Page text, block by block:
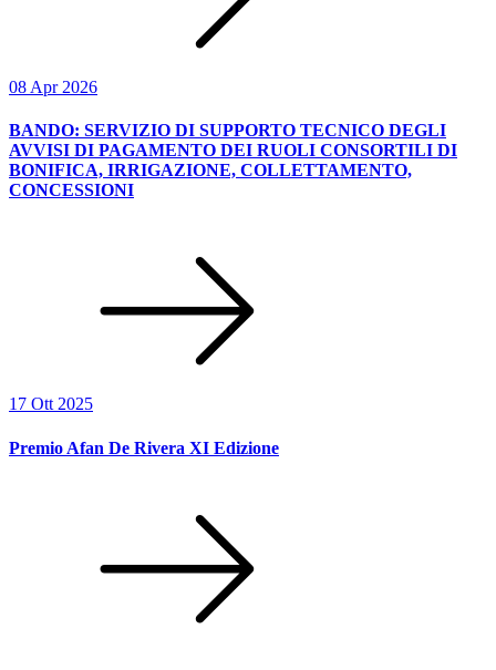
08 Apr 2026
BANDO: SERVIZIO DI SUPPORTO TECNICO DEGLI
AVVISI DI PAGAMENTO DEI RUOLI CONSORTILI DI
BONIFICA, IRRIGAZIONE, COLLETTAMENTO,
CONCESSIONI
17 Ott 2025
Premio Afan De Rivera XI Edizione